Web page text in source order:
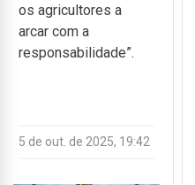
os agricultores a
arcar com a
responsabilidade”.
5 de out. de 2025, 19:42